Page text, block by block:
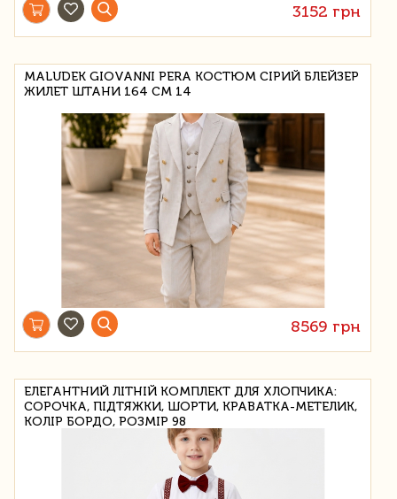
3152 грн
MALUDEK GIOVANNI PERA КОСТЮМ СІРИЙ БЛЕЙЗЕР
ЖИЛЕТ ШТАНИ 164 СМ 14
8569 грн
ЕЛЕГАНТНИЙ ЛІТНІЙ КОМПЛЕКТ ДЛЯ ХЛОПЧИКА:
СОРОЧКА, ПІДТЯЖКИ, ШОРТИ, КРАВАТКА-МЕТЕЛИК,
КОЛІР БОРДО, РОЗМІР 98